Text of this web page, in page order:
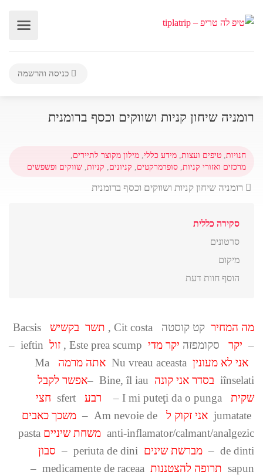
כניסה והרשמה
רומניה שיחון קניות ושווקים וכסף ברומנית
חנויות, טיפים ועצות, מידע כללי, מילון מקוצר לתיירים,
מרכזים ואזורי קניות, סופרמרקטים, קניונים, קניות, שווקים ופשפשים
רומניה שיחון קניות ושווקים וכסף ברומנית
סקירה כללית
סרטונים
מיקום
הוסף חוות דעת
מה המחיר קט קוסטה Cit costa , תשר בקשיש
Bacsis
– יקר סקומפזה יקר מדי זול
ieftin –
אני לא מעונין
אתה מרמה
Ma
iînselati בסדר אני קונה
אפשר לקבל
שקית
רבע
חצי
אני זקוק ל
משכך כאבים
anti-inflamator/calmant/analgezic משחת שיניים pasta
de dinti –
מברשת שינים
סבון
sapun תרופה להצטננות